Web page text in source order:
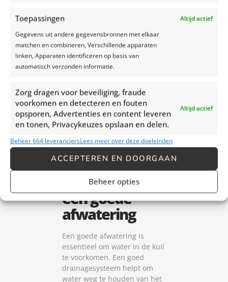
Toepassingen
Altijd actief
Gegevens uit andere gegevensbronnen met elkaar
matchen en combineren, Verschillende apparaten
linken, Apparaten identificeren op basis van
automatisch verzonden informatie.
Zorg dragen voor beveiliging, fraude
voorkomen en detecteren en fouten
opsporen, Advertenties en content leveren
en tonen, Privacykeuzes opslaan en delen.
Altijd actief
Beheer 664 leveranciersLees meer over deze doeleinden
ACCEPTEREN EN DOORGAAN
Beheer opties
bronnen van vervuiling buiten
een silo wordt opgeslagen,
moet een afdeksysteem
worden gebruikt om ervoor te
zorgen dat het volledig is
Ten slotte is het belangrijk om
ervoor te zorgen dat het
gebied rond het kuilvoer goed
gedraineerd is. Dit helpt om
water weg te houden van het
verontreinigd raakt.
Het belang van
een goede
afwatering
Een goede afwatering is
essentieel om water in de kuil
te voorkomen. Een goed
drainagesysteem helpt om
water weg te houden van het